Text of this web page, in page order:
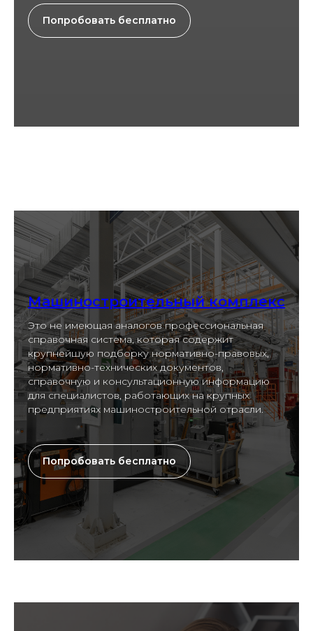
Попробовать бесплатно
Машиностроительный комплекс
Это не имеющая аналогов профессиональная
справочная система, которая содержит
крупнейшую подборку нормативно-правовых,
нормативно-технических документов,
справочную и консультационную информацию
для специалистов, работающих на крупных
предприятиях машиностроительной отрасли.
Попробовать бесплатно